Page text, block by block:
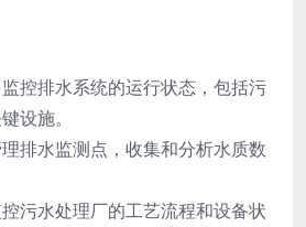
控排水系统的运行状态，包括污
设施。
排水监测点，收集和分析水质数
污水处理厂的工艺流程和设备状